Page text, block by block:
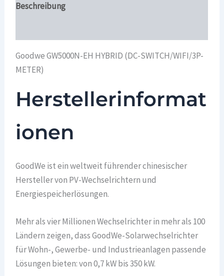
Beschreibung
Goodwe GW5000N-EH HYBRID (DC-SWITCH/WIFI/3P-
METER)
Herstellerinformat
ionen
GoodWe ist ein weltweit führender chinesischer
Hersteller von PV-Wechselrichtern und
Energiespeicherlösungen.
Mehr als vier Millionen Wechselrichter in mehr als 100
Ländern zeigen, dass GoodWe-Solarwechselrichter
für Wohn-, Gewerbe- und Industrieanlagen passende
Lösungen bieten: von 0,7 kW bis 350 kW.